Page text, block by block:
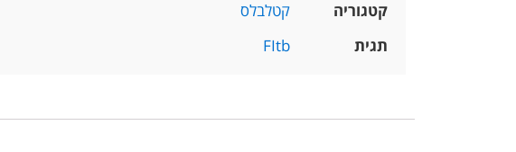
קטגוריה
קטלבלס
תגית
FItb